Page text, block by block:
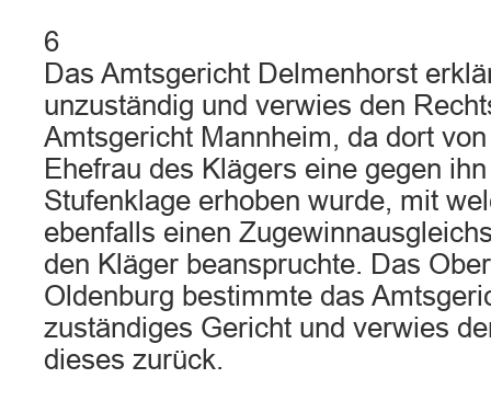
6
Das Amtsgericht Delmenhorst
unzuständig und verwies den
Amtsgericht Mannheim, da dort
Ehefrau des Klägers eine gegen
Stufenklage erhoben wurde, mit
ebenfalls einen
den Kläger beanspruchte. Das
Oldenburg bestimmte das
zuständiges Gericht und verwies
dieses zurück.